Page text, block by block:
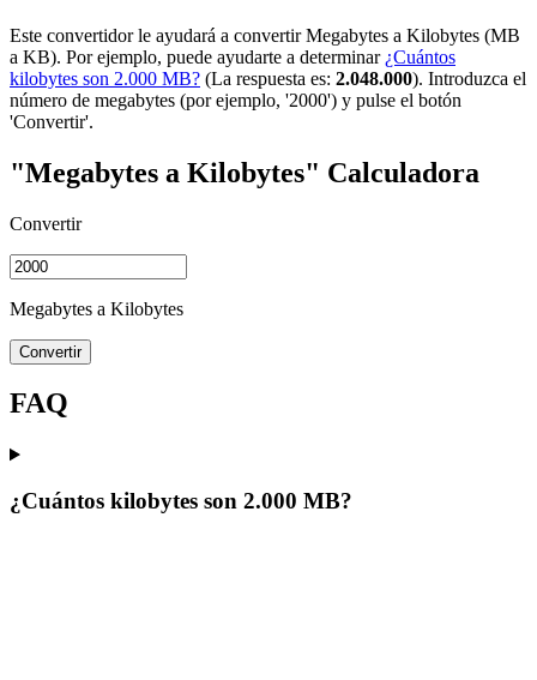
Este convertidor le ayudará a convertir Megabytes a Kilobytes (MB
a KB). Por ejemplo, puede ayudarte a determinar ¿Cuántos
kilobytes son 2.000 MB? (La respuesta es: 2.048.000). Introduzca el
número de megabytes (por ejemplo, '2000') y pulse el botón
'Convertir'.
"Megabytes a Kilobytes" Calculadora
Convertir
Megabytes a Kilobytes
Convertir
FAQ
¿Cuántos kilobytes son 2.000 MB?